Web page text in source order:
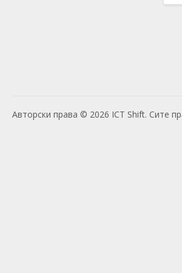
Авторски права © 2026 ICT Shift. Сите